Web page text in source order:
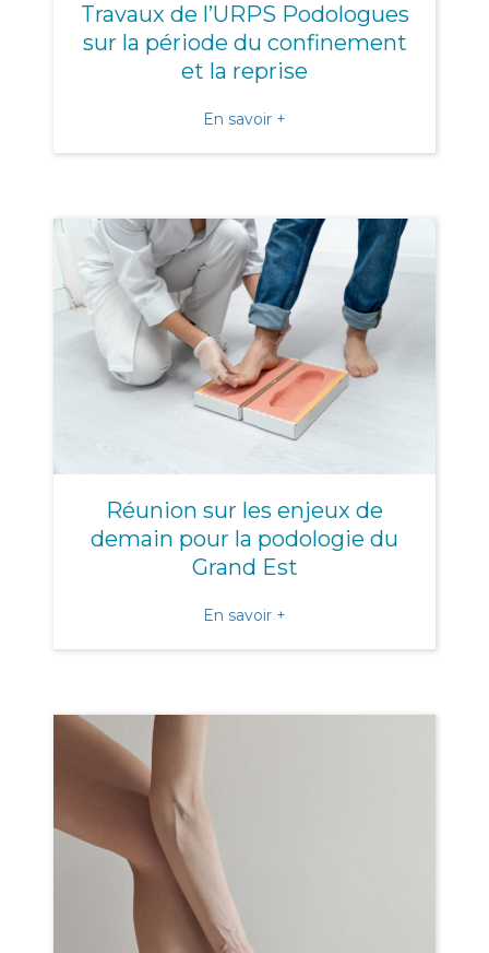
Travaux de l’URPS Podologues
sur la période du confinement
et la reprise
En savoir +
Réunion sur les enjeux de
demain pour la podologie du
Grand Est
En savoir +